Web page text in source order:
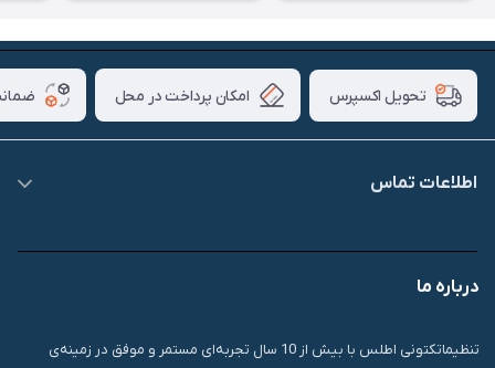
تحویل اکسپرس امکان پرداخت در محل
اطلاعات تماس
درباره ما
تنظیماتکتونی اطلس با بیش از 10 سال تجربه‌ای مستمر و موفق در زمینه‌ی